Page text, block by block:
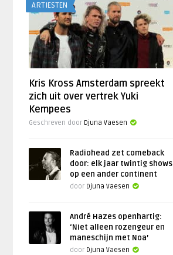
ARTIESTEN
Kris Kross Amsterdam spreekt
zich uit over vertrek Yuki
Kempees
Geschreven door Djuna Vaesen
Radiohead zet comeback
door: elk jaar twintig shows
op een ander continent
door Djuna Vaesen
André Hazes openhartig:
‘Niet alleen rozengeur en
maneschijn met Noa’
door Djuna Vaesen